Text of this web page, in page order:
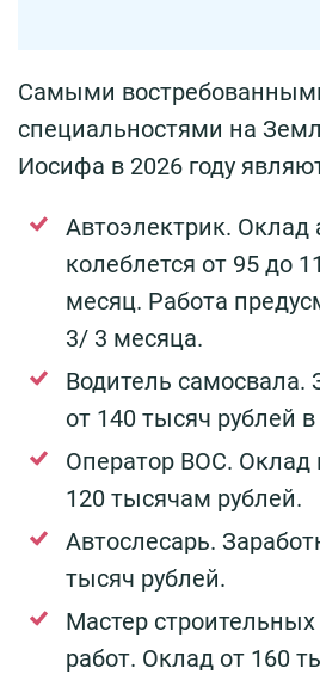
Самыми
специальностями на
Иосифа в 2026 году
Автоэлектрик. Оклад
колеблется от 95 до
месяц. Работа
3/ 3 месяца.
Водитель самосвала.
от 140 тысяч рублей
Оператор ВОС. Оклад
120 тысячам рублей.
Автослесарь.
тысяч рублей.
Мастер
работ. Оклад от 160